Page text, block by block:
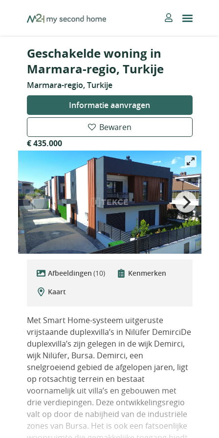
MySecondHome
Geschakelde woning in
Marmara-regio, Turkije
Marmara-regio, Turkije
Informatie aanvragen
Bewaren
€ 435.000
Afbeeldingen (10)
Kenmerken
Kaart
Met Smart Home-systeem uitgeruste
vrijstaande duplexvilla’s in Nilüfer DemirciDe
duplexvilla’s zijn gelegen in de wijk Demirci,
wijk Nilüfer, Bursa. Demirci, een
snelgroeiend gebied de afgelopen jaren, ligt
op rotsachtig terrein en bestaat
voornamelijk uit villa’s en gebouwen met
drie verdiepingen. Deze ontwikkelingsregio
valt op door de nabijheid van de industriële
zones van Bursa. Het is ook een fatsoenlijke